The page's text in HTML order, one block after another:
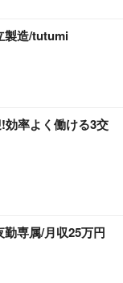
製造/tutumi
率よく働ける3交
専属/月収25万円